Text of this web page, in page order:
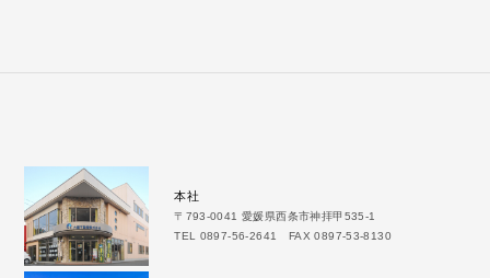
本社
〒793-0041 愛媛県西条市神拝甲535-1
TEL 0897-56-2641 FAX 0897-53-8130